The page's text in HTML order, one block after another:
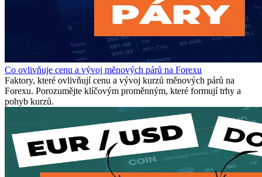
Co ovlivňuje cenu a vývoj měnových párů na Forexu
Faktory, které ovlivňují cenu a vývoj kurzů měnových párů na
Forexu. Porozumějte klíčovým proměnným, které formují trhy a
pohyb kurzů.